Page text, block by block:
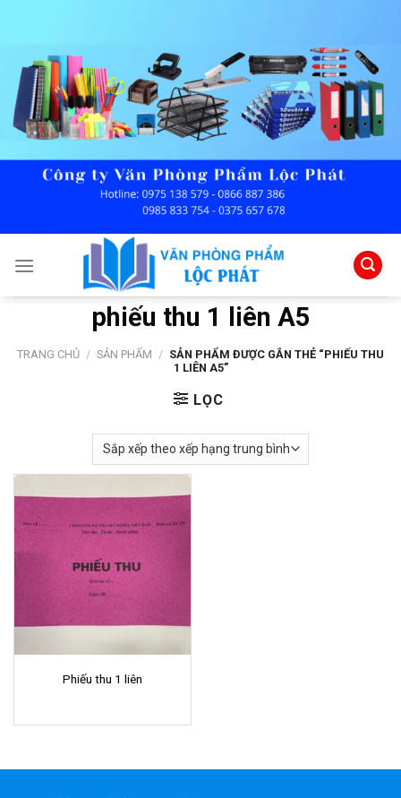
content
phiếu thu 1 liên A5
TRANG CHỦ / SẢN PHẨM / SẢN PHẨM ĐƯỢC GẮN THẺ “PHIẾU THU
1 LIÊN A5”
LỌC
Phiếu thu 1 liên